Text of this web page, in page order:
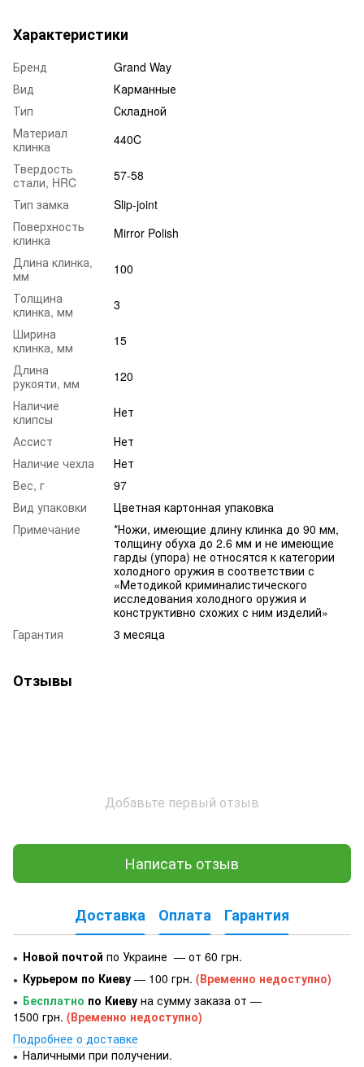
Характеристики
Бренд
Grand Way
Вид
Карманные
Тип
Складной
Материал
клинка
440C
Твердость
стали, HRC
57-58
Тип замка
Slip-joint
Поверхность
клинка
Mirror Polish
Длина клинка,
мм
100
Толщина
клинка, мм
3
Ширина
клинка, мм
15
Длина
рукояти, мм
120
Наличие
клипсы
Нет
Ассист
Нет
Наличие чехла
Нет
Вес, г
97
Вид упаковки
Цветная картонная упаковка
Примечание
*Ножи, имеющие длину клинка до 90 мм,
толщину обуха до 2.6 мм и не имеющие
гарды (упора) не относятся к категории
холодного оружия в соответствии с
«Методикой криминалистического
исследования холодного оружия и
конструктивно схожих с ним изделий»
Гарантия
3 месяца
Отзывы
Добавьте первый отзыв
Написать отзыв
Доставка Оплата Гарантия
● Новой почтой по Украине — от 60 грн.
● Курьером по Киеву — 100 грн. (Временно недоступно)
● Бесплатно по Киеву на сумму заказа от —
1500 грн. (Временно недоступно)
Подробнее о доставке
● Наличными при получении.